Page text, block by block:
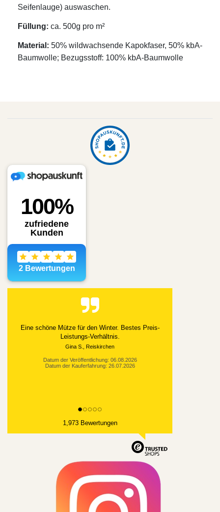
Seifenlauge) auswaschen.
Füllung: ca. 500g pro m²
Material: 50% wildwachsende Kapokfaser, 50% kbA-
Baumwolle; Bezugsstoff: 100% kbA-Baumwolle
Alles gut geklappt
Datum der Kauferfahrung: 21.07.2026
1,973 Bewertungen